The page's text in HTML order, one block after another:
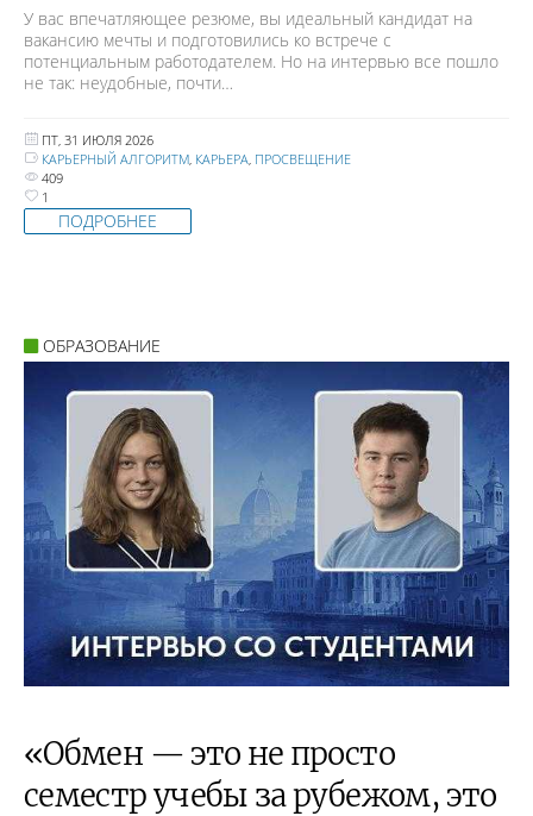
У вас впечатляющее резюме, вы идеальный кандидат на
вакансию мечты и подготовились ко встрече с
потенциальным работодателем. Но на интервью все пошло
не так: неудобные, почти…
ПТ, 31 ИЮЛЯ 2026
КАРЬЕРНЫЙ АЛГОРИТМ КАРЬЕРА ПРОСВЕЩЕНИЕ
409
1
ПОДРОБНЕЕ
ОБРАЗОВАНИЕ
«Обмен — это не просто
семестр учебы за рубежом, это